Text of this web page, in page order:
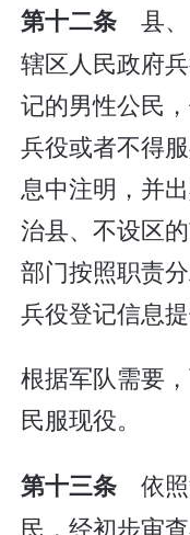
第十二条 县、
辖区人民政府
记的男性公民
兵役或者不得
息中注明，并
治县、不设区
部门按照职责
兵役登记信息提
根据军队需要
民服现役。
第十三条 依照
民，经初步审